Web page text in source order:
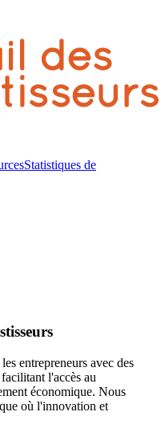
Statistiques de
entrepreneurs avec des
l'accès au
économique. Nous
où l'innovation et